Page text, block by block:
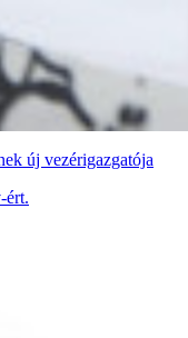
új vezérigazgatója
ért.